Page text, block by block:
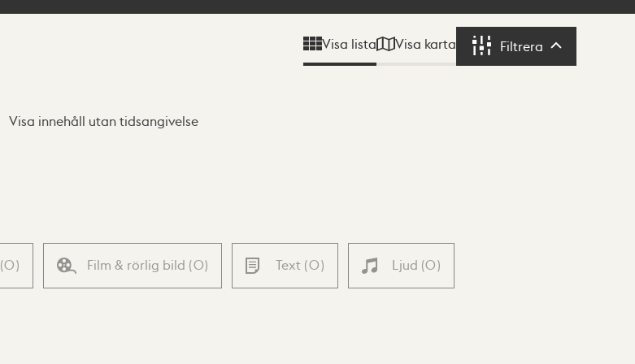
Visa lista Visa karta Filtrera Filtrera
Visa innehåll utan tidsangivelse
(0) Film & rörlig bild (0) Text (0) Ljud (0)